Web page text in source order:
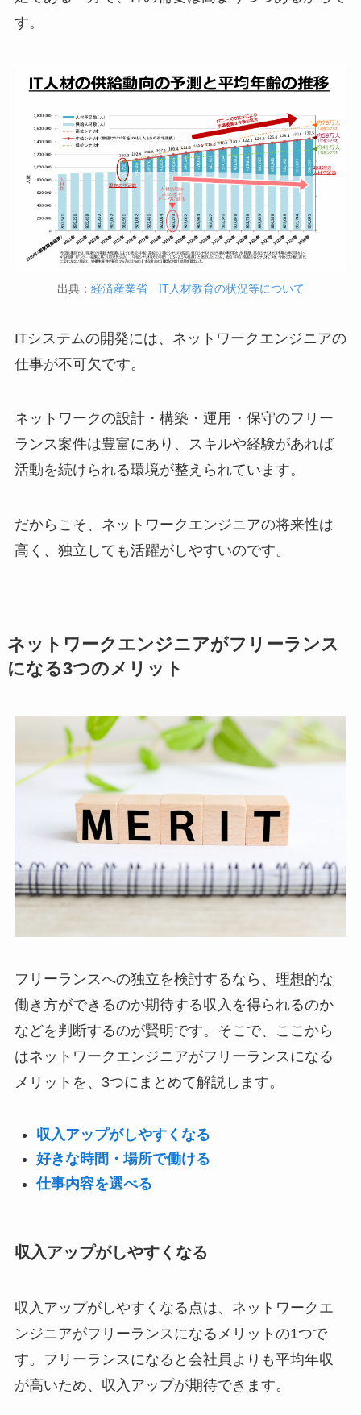
す。
出典： 経済産業省 IT人材教育の状況等について
ITシステムの開発には、ネットワークエンジニアの
仕事が不可欠です。
ネットワークの設計・構築・運用・保守のフリー
ランス案件は豊富にあり、スキルや経験があれば
活動を続けられる環境が整えられています。
だからこそ、ネットワークエンジニアの将来性は
高く、独立しても活躍がしやすいのです。
ネットワークエンジニアがフリーランス
になる3つのメリット
フリーランスへの独立を検討するなら、理想的な
働き方ができるのか期待する収入を得られるのか
などを判断するのが賢明です。そこで、ここから
はネットワークエンジニアがフリーランスになる
メリットを、3つにまとめて解説します。
収入アップがしやすくなる
好きな時間・場所で働ける
仕事内容を選べる
収入アップがしやすくなる
収入アップがしやすくなる点は、ネットワークエ
ンジニアがフリーランスになるメリットの1つで
す。フリーランスになると会社員よりも平均年収
が高いため、収入アップが期待できます。